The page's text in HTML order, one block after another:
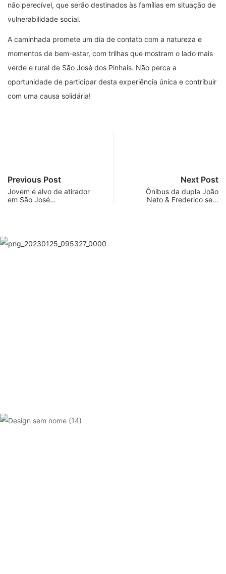
não perecível, que serão destinados às famílias em situação de
vulnerabilidade social.
A caminhada promete um dia de contato com a natureza e
momentos de bem-estar, com trilhas que mostram o lado mais
verde e rural de São José dos Pinhais. Não perca a
oportunidade de participar desta experiência única e contribuir
com uma causa solidária!
Previous Post
Jovem é alvo de atirador
em São José…
Next Post
Ônibus da dupla João
Neto & Frederico se…